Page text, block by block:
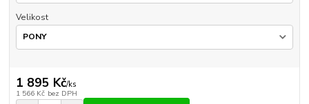
Velikost
1 895 Kč/ks
1 566 Kč bez DPH